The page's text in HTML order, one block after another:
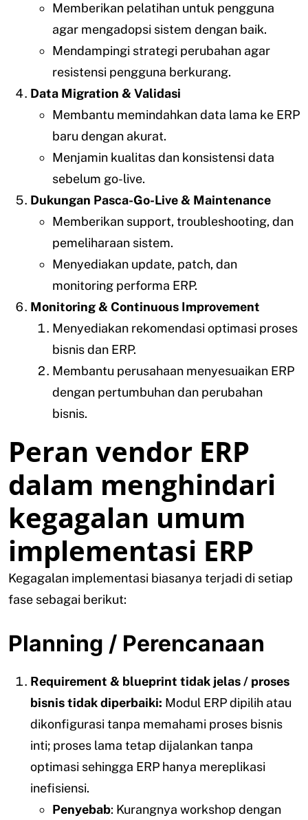
Memberikan pelatihan untuk pengguna
agar mengadopsi sistem dengan baik.
Mendampingi strategi perubahan agar
resistensi pengguna berkurang.
Data Migration & Validasi
Membantu memindahkan data lama ke ERP
baru dengan akurat.
Menjamin kualitas dan konsistensi data
sebelum go-live.
Dukungan Pasca-Go-Live & Maintenance
Memberikan support, troubleshooting, dan
pemeliharaan sistem.
Menyediakan update, patch, dan
monitoring performa ERP.
Monitoring & Continuous Improvement
Menyediakan rekomendasi optimasi proses
bisnis dan ERP.
Membantu perusahaan menyesuaikan ERP
dengan pertumbuhan dan perubahan
bisnis.
Peran vendor ERP
dalam menghindari
kegagalan umum
implementasi ERP
Kegagalan implementasi biasanya terjadi di setiap
fase sebagai berikut:
Planning / Perencanaan
Requirement & blueprint tidak jelas / proses
bisnis tidak diperbaiki: Modul ERP dipilih atau
dikonfigurasi tanpa memahami proses bisnis
inti; proses lama tetap dijalankan tanpa
optimasi sehingga ERP hanya mereplikasi
inefisiensi.
Penyebab: Kurangnya workshop dengan